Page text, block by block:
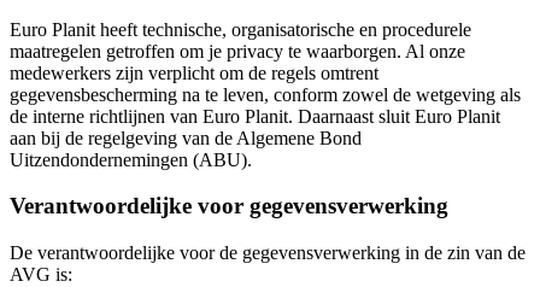
Euro Planit heeft technische, organisatorische en procedurele
maatregelen getroffen om je privacy te waarborgen. Al onze
medewerkers zijn verplicht om de regels omtrent
gegevensbescherming na te leven, conform zowel de wetgeving als
de interne richtlijnen van Euro Planit. Daarnaast sluit Euro Planit
aan bij de regelgeving van de Algemene Bond
Uitzendondernemingen (ABU).
Verantwoordelijke voor gegevensverwerking
De verantwoordelijke voor de gegevensverwerking in de zin van de
AVG is: